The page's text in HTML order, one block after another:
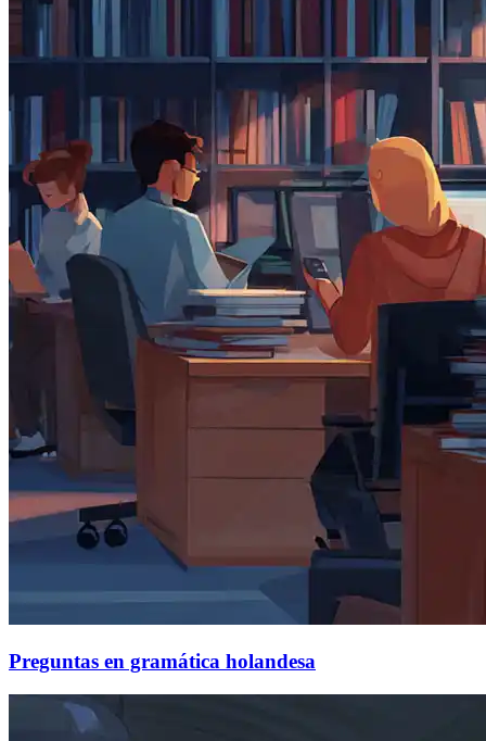
Preguntas en gramática holandesa